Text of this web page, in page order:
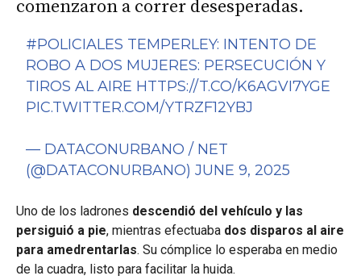
comenzaron a correr desesperadas.
#POLICIALES TEMPERLEY: INTENTO DE
ROBO A DOS MUJERES: PERSECUCIÓN Y
TIROS AL AIRE HTTPS://T.CO/K6AGVI7YGE
PIC.TWITTER.COM/YTRZF12YBJ
— DATACONURBANO / NET
(@DATACONURBANO)JUNE 9, 2025
Uno de los ladrones descendió del vehículo y las
persiguió a pie, mientras efectuaba dos disparos al aire
para amedrentarlas. Su cómplice lo esperaba en medio
de la cuadra, listo para facilitar la huida.